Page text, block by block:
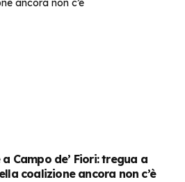
Campo de’ Fiori: tregua a
coalizione ancora non c’è